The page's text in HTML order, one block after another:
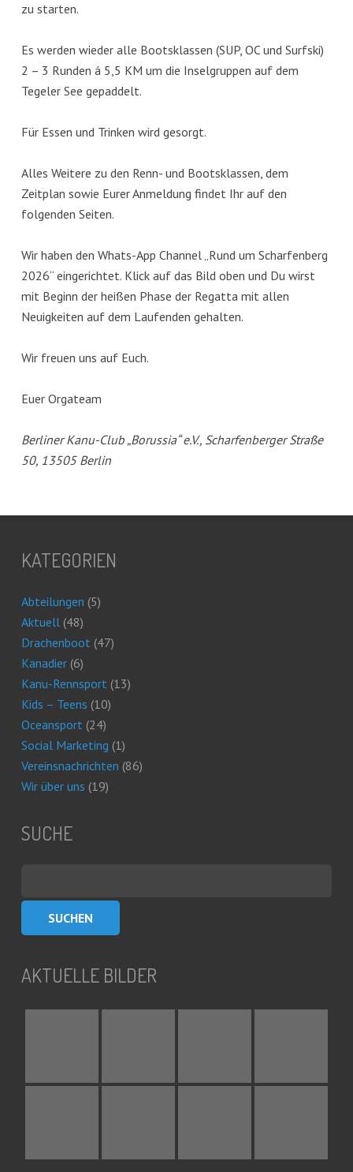
zu starten.
Es werden wieder alle Bootsklassen (SUP, OC und Surfski)
2 – 3 Runden á 5,5 KM um die Inselgruppen auf dem
Tegeler See gepaddelt.
Für Essen und Trinken wird gesorgt.
Alles Weitere zu den Renn- und Bootsklassen, dem
Zeitplan sowie Eurer Anmeldung findet Ihr auf den
folgenden Seiten.
Wir haben den Whats-App Channel „Rund um Scharfenberg
2026“ eingerichtet. Klick auf das Bild oben und Du wirst
mit Beginn der heißen Phase der Regatta mit allen
Neuigkeiten auf dem Laufenden gehalten.
Wir freuen uns auf Euch.
Euer Orgateam
Berliner Kanu-Club „Borussia“ e.V., Scharfenberger Straße
50, 13505 Berlin
KATEGORIEN
Abteilungen (5)
Aktuell(48)
Drachenboot(47)
Kanadier(6)
Kanu-Rennsport(13)
Kids – Teens (10)
Oceansport(24)
Social Marketing (1)
Vereinsnachrichten (86)
Wir über uns (19)
SUCHE
AKTUELLE BILDER